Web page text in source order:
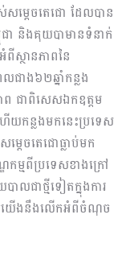
ម្ដេចតេជោ ដែលបាន
ា និងគុយបាមានទំនាក់
ស្ថានភាពនៃ
ាង៦២ឆ្នាំកន្លង
ព ជាពិសេសឯកឧត្តម
ើយកន្លងមកនេះប្រទេស
ដេចតេជោធ្លាប់មក
ម្មពីប្រទេសខាងក្រៅ
លជាថ្មីទៀតក្នុងការ
យើងនឹងលើកអំពីចំណុច